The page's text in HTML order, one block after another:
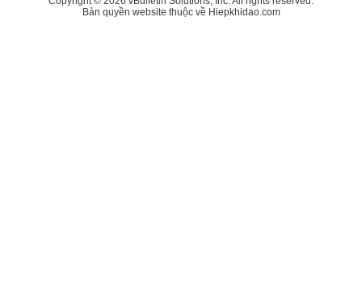
Bản quyền website thuộc về Hiepkhidao.com